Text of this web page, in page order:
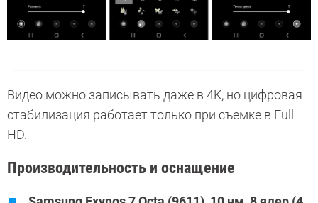
Видео можно записывать даже в 4K, но цифровая
стабилизация работает только при съемке в Full
HD.
Производительность и оснащение